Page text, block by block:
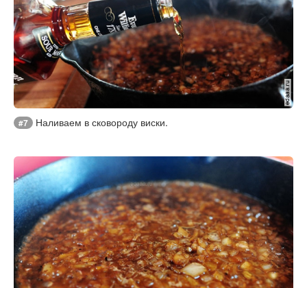
#7 Наливаем в сковороду виски.